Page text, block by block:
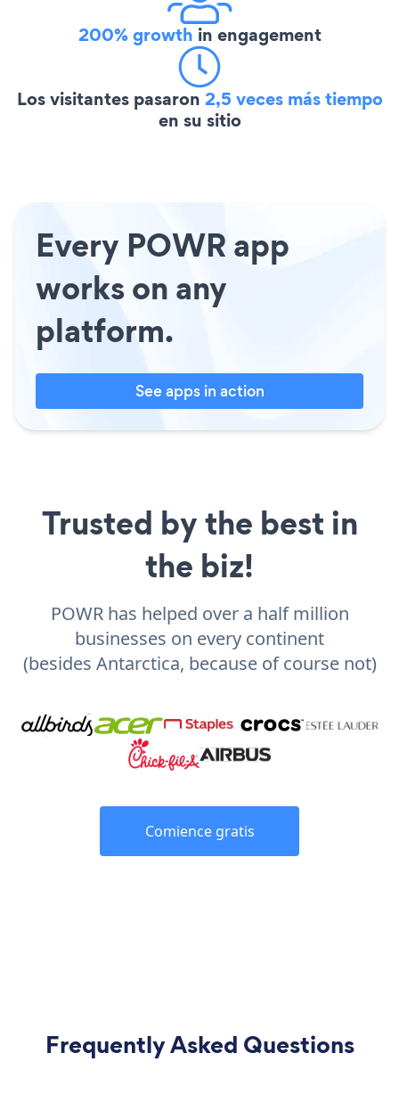
200% growth in engagement
Los visitantes pasaron 2,5 veces más tiempo
en su sitio
Every POWR app
works on any
platform.
See apps in action
Trusted by the best in
the biz!
POWR has helped over a half million
businesses on every continent
(besides Antarctica, because of course not)
Comience gratis
Frequently Asked Questions